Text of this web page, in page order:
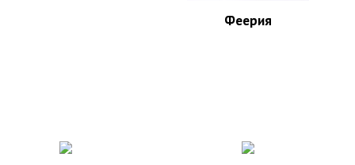
Феерия